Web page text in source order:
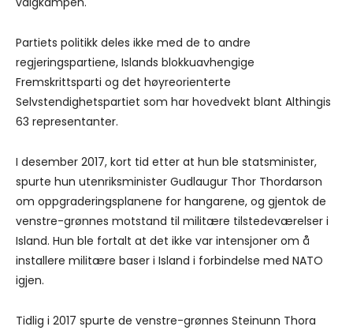
Partiets politikk deles ikke med de to andre
regjeringspartiene, Islands blokkuavhengige
Fremskrittsparti og det høyreorienterte
Selvstendighetspartiet som har hovedvekt blant Althingis
63 representanter.
I desember 2017, kort tid etter at hun ble statsminister,
spurte hun utenriksminister Gudlaugur Thor Thordarson
om oppgraderingsplanene for hangarene, og gjentok de
venstre-grønnes motstand til militære tilstedeværelser i
Island. Hun ble fortalt at det ikke var intensjoner om å
installere militære baser i Island i forbindelse med NATO
igjen.
Tidlig i 2017 spurte de venstre-grønnes Steinunn Thora